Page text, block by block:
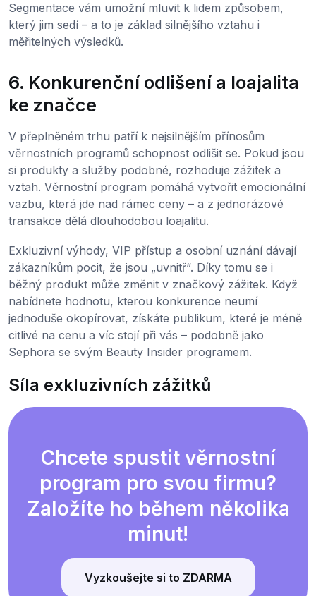
Segmentace vám umožní mluvit k lidem způsobem,
který jim sedí – a to je základ silnějšího vztahu i
měřitelných výsledků.
6. Konkurenční odlišení a loajalita
ke značce
V přeplněném trhu patří k nejsilnějším přínosům
věrnostních programů schopnost odlišit se. Pokud jsou
si produkty a služby podobné, rozhoduje zážitek a
vztah. Věrnostní program pomáhá vytvořit emocionální
vazbu, která jde nad rámec ceny – a z jednorázové
transakce dělá dlouhodobou loajalitu.
Exkluzivní výhody, VIP přístup a osobní uznání dávají
zákazníkům pocit, že jsou „uvnitř“. Díky tomu se i
běžný produkt může změnit v značkový zážitek. Když
nabídnete hodnotu, kterou konkurence neumí
jednoduše okopírovat, získáte publikum, které je méně
citlivé na cenu a víc stojí při vás – podobně jako
Sephora se svým Beauty Insider programem.
Síla exkluzivních zážitků
Chcete spustit věrnostní
program pro svou firmu?
Založíte ho během několika
minut!
Vyzkoušejte si to ZDARMA